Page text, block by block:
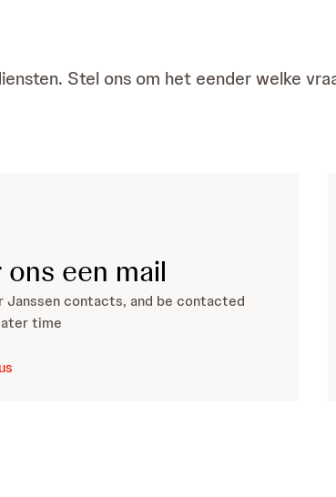
Stel ons om het eender welke
een mail
Janssen contacts, and be contacted
time